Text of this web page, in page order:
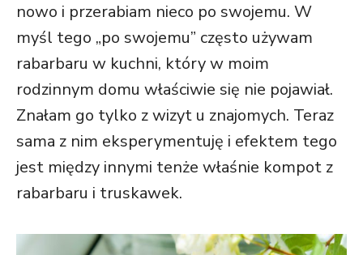
nowo i przerabiam nieco po swojemu. W
myśl tego „po swojemu” często używam
rabarbaru w kuchni, który w moim
rodzinnym domu właściwie się nie pojawiał.
Znałam go tylko z wizyt u znajomych. Teraz
sama z nim eksperymentuję i efektem tego
jest między innymi tenże właśnie kompot z
rabarbaru i truskawek.